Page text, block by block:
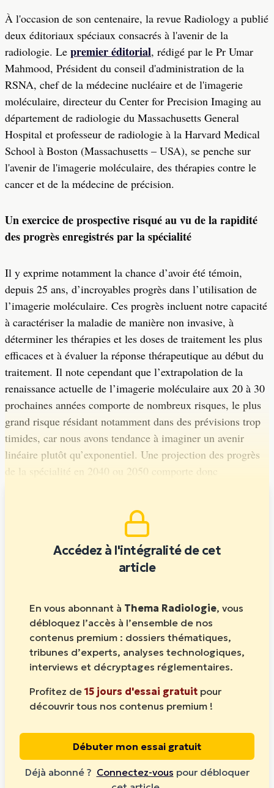
À l'occasion de son centenaire, la revue Radiology a publié
deux éditoriaux spéciaux consacrés à l'avenir de la
radiologie. Le premier éditorial, rédigé par le Pr Umar
Mahmood, Président du conseil d'administration de la
RSNA, chef de la médecine nucléaire et de l'imagerie
moléculaire, directeur du Center for Precision Imaging au
département de radiologie du Massachusetts General
Hospital et professeur de radiologie à la Harvard Medical
School à Boston (Massachusetts – USA), se penche sur
l'avenir de l'imagerie moléculaire, des thérapies contre le
cancer et de la médecine de précision.
Un exercice de prospective risqué au vu de la rapidité
des progrès enregistrés par la spécialité
Il y exprime notamment la chance d’avoir été témoin,
depuis 25 ans, d’incroyables progrès dans l’utilisation de
l’imagerie moléculaire. Ces progrès incluent notre capacité
à caractériser la maladie de manière non invasive, à
déterminer les thérapies et les doses de traitement les plus
efficaces et à évaluer la réponse thérapeutique au début du
traitement. Il note cependant que l’extrapolation de la
renaissance actuelle de l’imagerie moléculaire aux 20 à 30
prochaines années comporte de nombreux risques, le plus
grand risque résidant notamment dans des prévisions trop
timides, car nous avons tendance à imaginer un avenir
linéaire plutôt qu’exponentiel. Une projection des progrès
de la spécialité en 2040 ou 2050 comporte donc
Accédez à l'intégralité de cet
article
En vous abonnant à Thema Radiologie, vous
débloquez l’accès à l’ensemble de nos
contenus premium : dossiers thématiques,
tribunes d’experts, analyses technologiques,
interviews et décryptages réglementaires.
Profitez de 15 jours d'essai gratuit pour
découvrir tous nos contenus premium !
Débuter mon essai gratuit
Déjà abonné ? Connectez-vous pour débloquer